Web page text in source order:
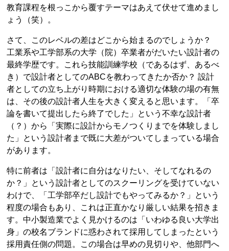
教育課程を根っこから覆すテーマはあえて伏せて進めまし
ょう（笑）。
さて、このレベルの差はどこから始まるのでしょうか？
工業系や工学部系の大学（院）卒業者がだいたい設計者の
最終学歴です。これら技能訓練学校（であるはず、あるべ
き）で設計者としてのABCを教わってきたか否か？ 設計
者としての立ち上がり時期における適切な体験の場の有無
は、その後の設計者人生を大きく変えると思います。「卒
論を書いて提出したら終了でした」という不幸な設計者
（？）から「実際に設計からモノつくりまでを体験しまし
た」という設計者まで既に大差がついてしまっている場合
があります。
特に前者は「設計者に自分はなりたい、そしてなれるの
か？」という設計者としてのスクーリングを受けていない
わけで、「工学部卒だし設計でもやってみるか？」という
程度の場合もあり、これは正直かなり厳しい結果を招きま
す。中小製造業でよく見かけるのは「いわゆる良い大学出
身」の校名ブランドに惑わされて採用してしまったという
採用責任側の問題。この場合は早めの見切りや、他部門へ